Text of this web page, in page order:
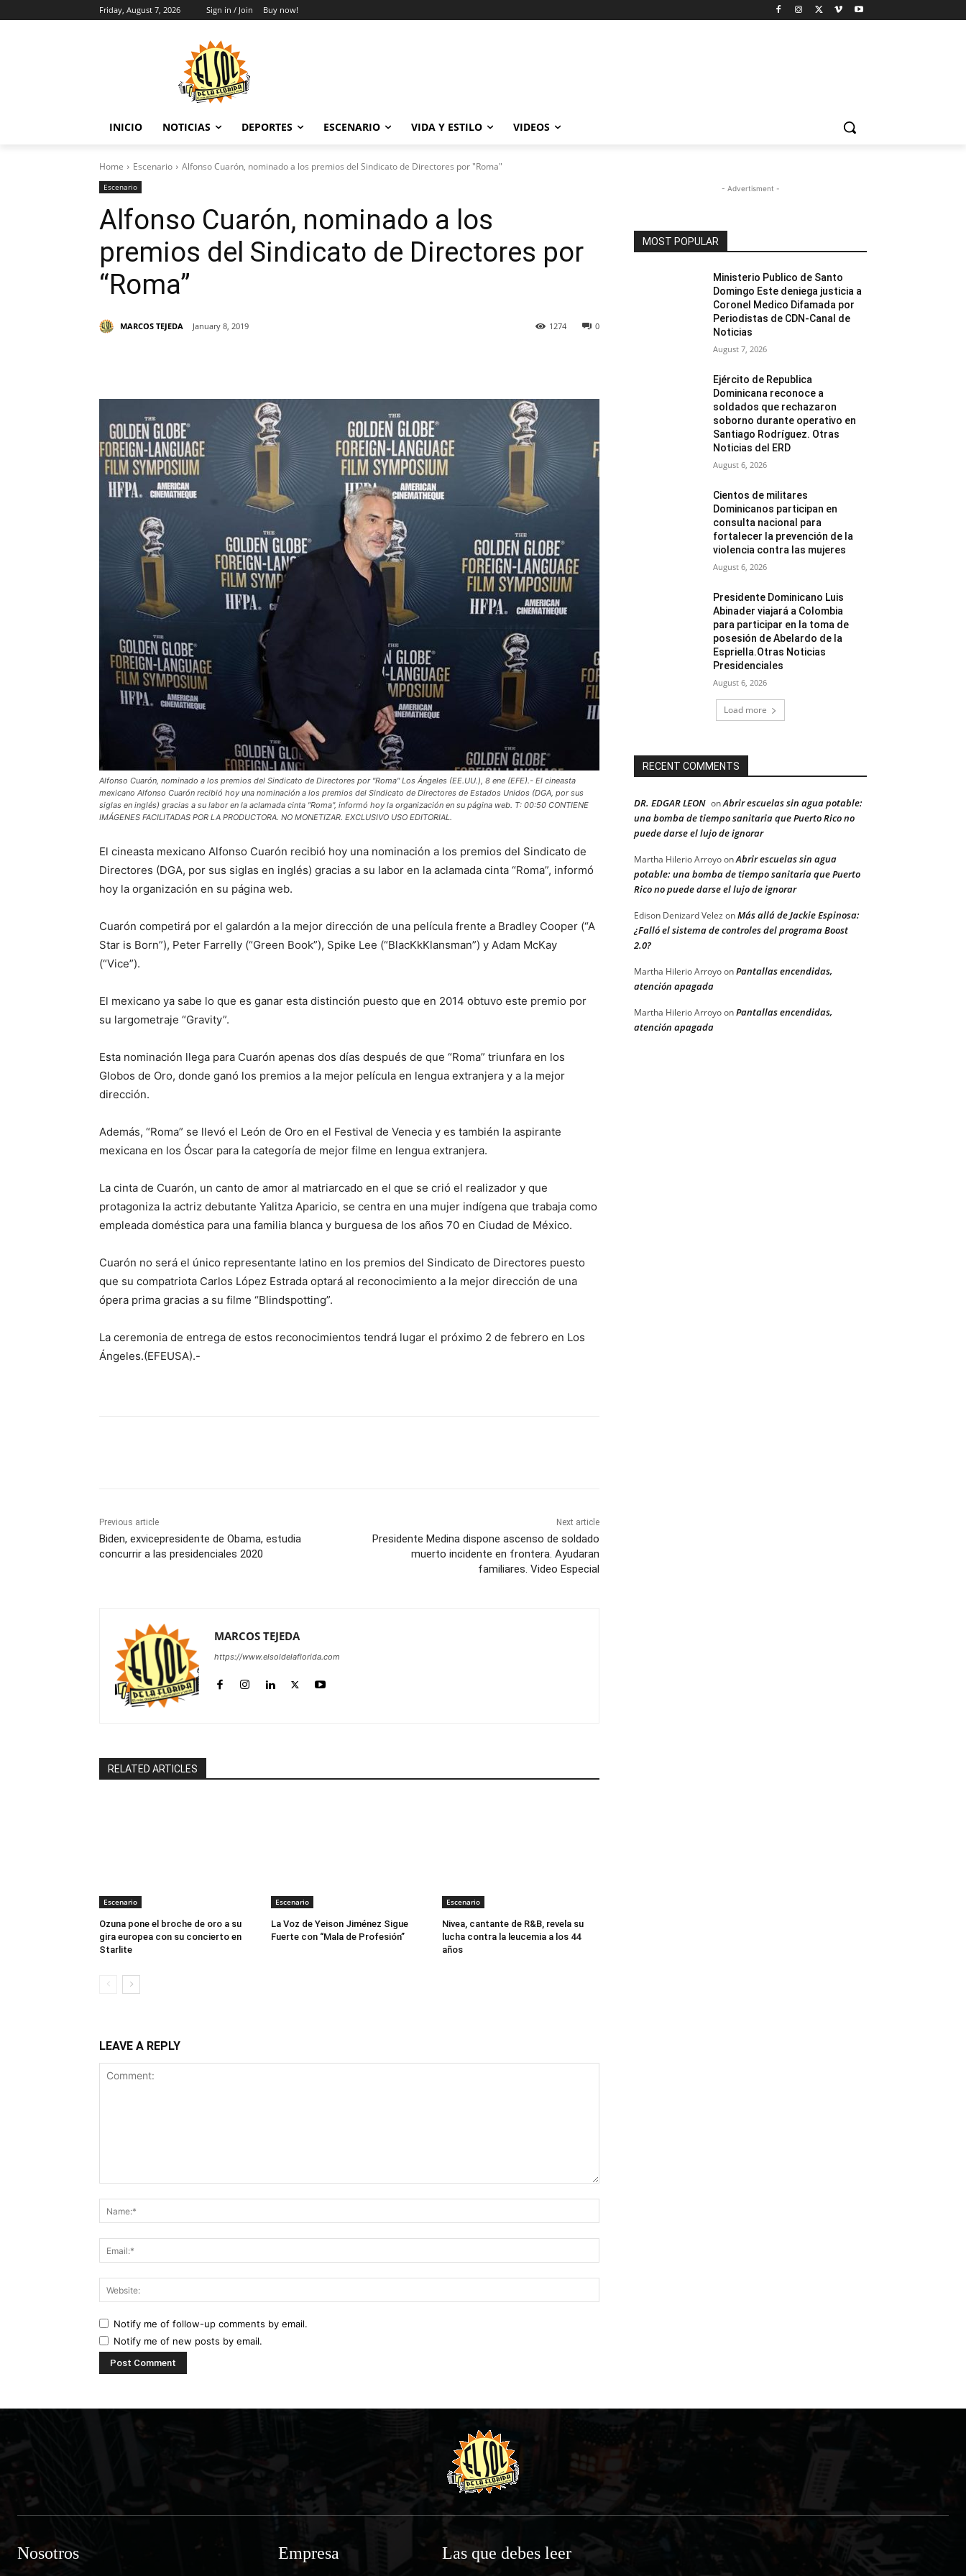
Friday, August 7, 2026 Sign in / Join Buy now!
INICIO NOTICIAS DEPORTES ESCENARIO VIDA Y ESTILO VIDEOS
Home Escenario Alfonso Cuarón, nominado a los premios del Sindicato de Directores por "Roma"
Escenario
Alfonso Cuarón, nominado a los
premios del Sindicato de Directores por
“Roma”
MARCOS TEJEDA January 8, 2019 0
1274
Alfonso Cuarón, nominado a los premios del Sindicato de Directores por "Roma" Los Ángeles (EE.UU.), 8 ene (EFE).- El cineasta
mexicano Alfonso Cuarón recibió hoy una nominación a los premios del Sindicato de Directores de Estados Unidos (DGA, por sus
siglas en inglés) gracias a su labor en la aclamada cinta "Roma", informó hoy la organización en su página web. T: 00:50 CONTIENE
IMÁGENES FACILITADAS POR LA PRODUCTORA. NO MONETIZAR. EXCLUSIVO USO EDITORIAL.
El cineasta mexicano Alfonso Cuarón recibió hoy una nominación a los premios del Sindicato de
Directores (DGA, por sus siglas en inglés) gracias a su labor en la aclamada cinta “Roma”, informó
hoy la organización en su página web.
Cuarón competirá por el galardón a la mejor dirección de una película frente a Bradley Cooper (“A
Star is Born”), Peter Farrelly (“Green Book”), Spike Lee (“BlacKkKlansman”) y Adam McKay
(“Vice”).
El mexicano ya sabe lo que es ganar esta distinción puesto que en 2014 obtuvo este premio por
su largometraje “Gravity”.
Esta nominación llega para Cuarón apenas dos días después de que “Roma” triunfara en los
Globos de Oro, donde ganó los premios a la mejor película en lengua extranjera y a la mejor
dirección.
Además, “Roma” se llevó el León de Oro en el Festival de Venecia y es también la aspirante
mexicana en los Óscar para la categoría de mejor filme en lengua extranjera.
La cinta de Cuarón, un canto de amor al matriarcado en el que se crió el realizador y que
protagoniza la actriz debutante Yalitza Aparicio, se centra en una mujer indígena que trabaja como
empleada doméstica para una familia blanca y burguesa de los años 70 en Ciudad de México.
Cuarón no será el único representante latino en los premios del Sindicato de Directores puesto
que su compatriota Carlos López Estrada optará al reconocimiento a la mejor dirección de una
ópera prima gracias a su filme “Blindspotting”.
La ceremonia de entrega de estos reconocimientos tendrá lugar el próximo 2 de febrero en Los
Ángeles.(EFEUSA).-
Previous article
Biden, exvicepresidente de Obama, estudia
concurrir a las presidenciales 2020
Next article
Presidente Medina dispone ascenso de soldado
muerto incidente en frontera. Ayudaran
familiares. Video Especial
MARCOS TEJEDA
https://www.elsoldelaflorida.com
RELATED ARTICLES
Escenario
Ozuna pone el broche de oro a su
gira europea con su concierto en
Starlite
Escenario
La Voz de Yeison Jiménez Sigue
Fuerte con “Mala de Profesión”
Escenario
Nivea, cantante de R&B, revela su
lucha contra la leucemia a los 44
años
LEAVE A REPLY
Notify me of follow-up comments by email.
Notify me of new posts by email.
- Advertisment -
MOST POPULAR
Ministerio Publico de Santo
Domingo Este deniega justicia a
Coronel Medico Difamada por
Periodistas de CDN-Canal de
Noticias
August 7, 2026
Ejército de Republica
Dominicana reconoce a
soldados que rechazaron
soborno durante operativo en
Santiago Rodríguez. Otras
Noticias del ERD
August 6, 2026
Cientos de militares
Dominicanos participan en
consulta nacional para
fortalecer la prevención de la
violencia contra las mujeres
August 6, 2026
Presidente Dominicano Luis
Abinader viajará a Colombia
para participar en la toma de
posesión de Abelardo de la
Espriella.Otras Noticias
Presidenciales
August 6, 2026
Load more
RECENT COMMENTS
DR. EDGAR LEON onAbrir escuelas sin agua potable:
una bomba de tiempo sanitaria que Puerto Rico no
puede darse el lujo de ignorar
Martha Hilerio ArroyoonAbrir escuelas sin agua
potable: una bomba de tiempo sanitaria que Puerto
Rico no puede darse el lujo de ignorar
Edison Denizard Velez onMás allá de Jackie Espinosa:
¿Falló el sistema de controles del programa Boost
2.0?
Martha Hilerio ArroyoonPantallas encendidas,
atención apagada
Martha Hilerio ArroyoonPantallas encendidas,
atención apagada
Nosotros Empresa Las que debes leer